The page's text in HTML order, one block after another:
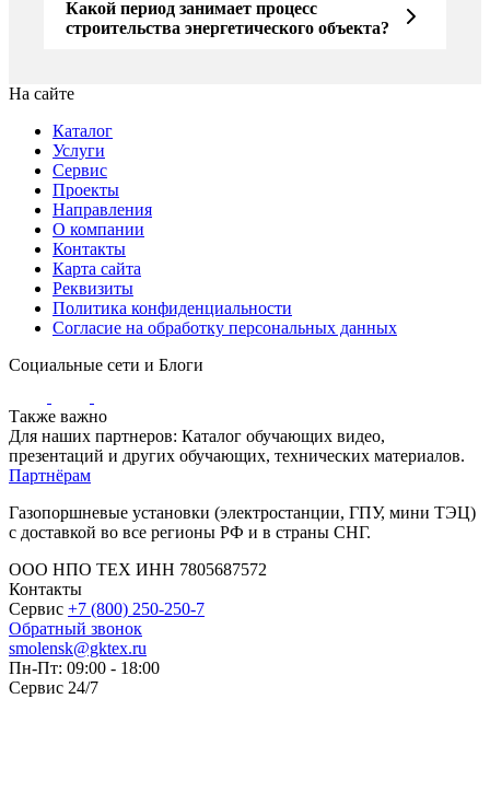
Какой период занимает процесс
строительства энергетического объекта?
На сайте
Каталог
Услуги
Сервис
Проекты
Направления
О компании
Контакты
Карта сайта
Реквизиты
Политика конфиденциальности
Согласие на обработку персональных данных
Социальные сети и Блоги
Также важно
Для наших партнеров: Каталог обучающих видео,
презентаций и других обучающих, технических материалов.
Партнёрам
Газопоршневые установки (электростанции, ГПУ, мини ТЭЦ)
с доставкой во все регионы РФ и в страны СНГ.
ООО НПО ТЕХ ИНН 7805687572
Контакты
Сервис +7 (800) 250-250-7
Обратный звонок
smolensk@gktex.ru
Пн-Пт: 09:00 - 18:00
Сервис 24/7